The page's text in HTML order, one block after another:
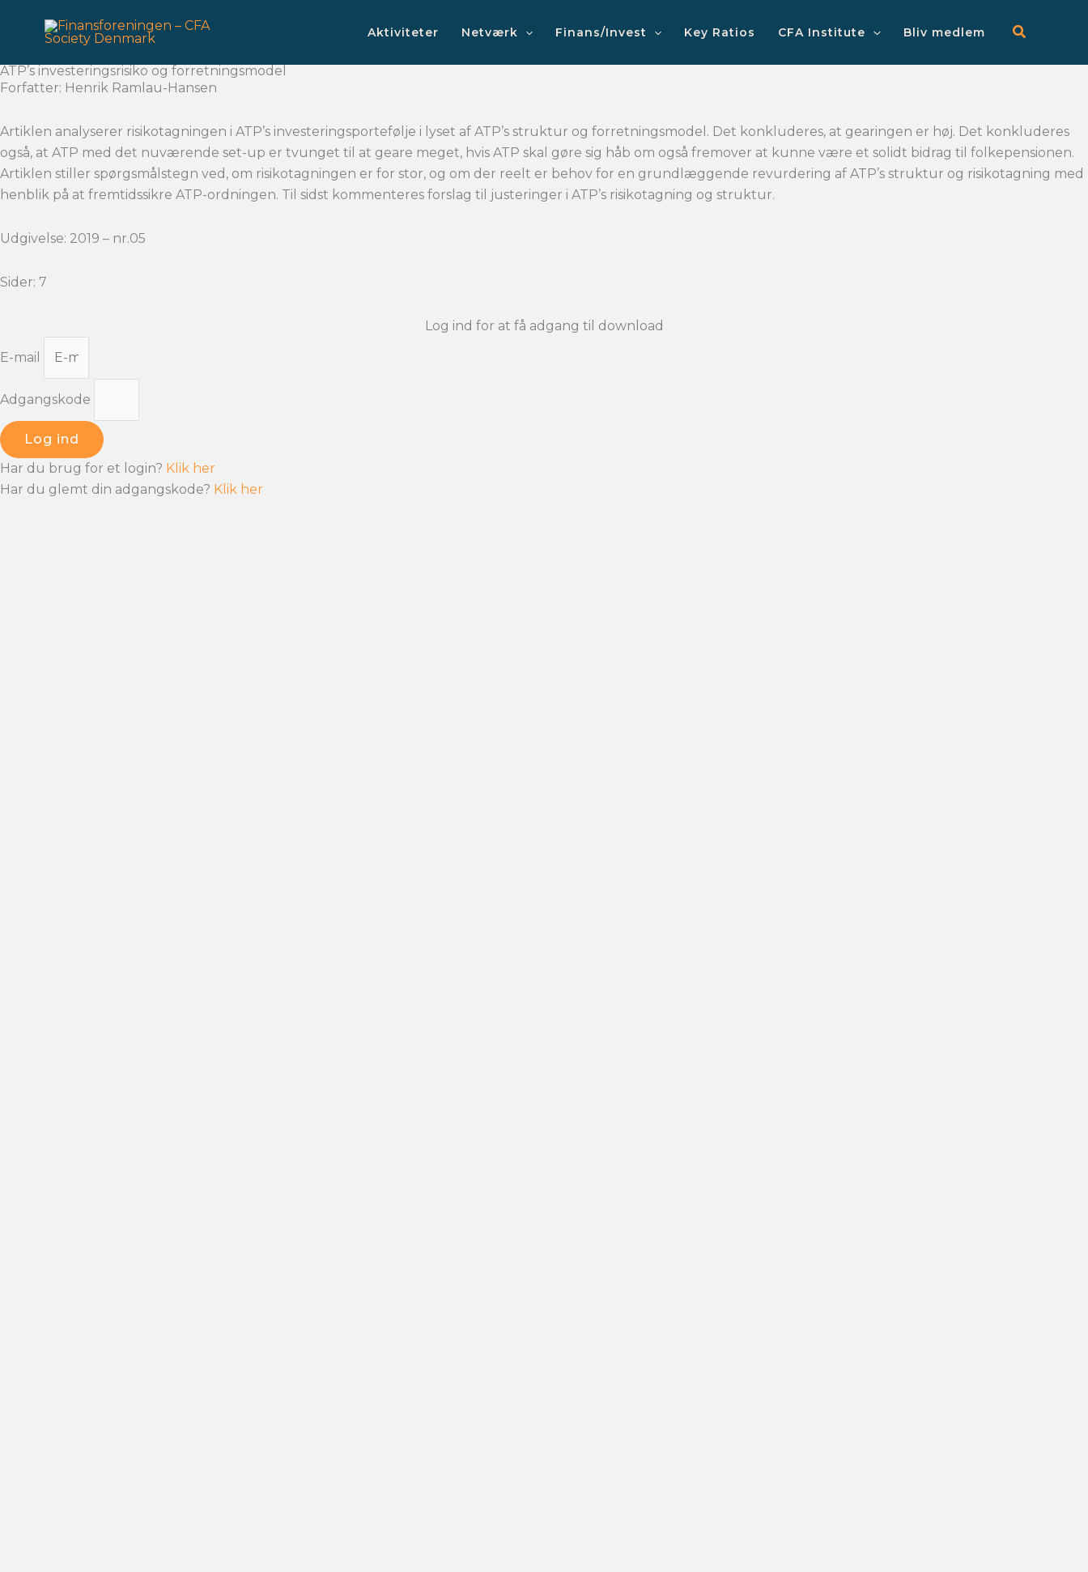
Aktiviteter Netværk Finans/Invest Key Ratios CFA Institute Bliv medlem
ATP’s investeringsrisiko og forretningsmodel
Forfatter: Henrik Ramlau-Hansen
Artiklen analyserer risikotagningen i ATP’s investeringsportefølje i lyset af ATP’s struktur og forretningsmodel. Det konkluderes, at gearingen er høj. Det konkluderes
også, at ATP med det nuværende set-up er tvunget til at geare meget, hvis ATP skal gøre sig håb om også fremover at kunne være et solidt bidrag til folkepensionen.
Artiklen stiller spørgsmålstegn ved, om risikotagningen er for stor, og om der reelt er behov for en grundlæggende revurdering af ATP’s struktur og risikotagning med
henblik på at fremtidssikre ATP-ordningen. Til sidst kommenteres forslag til justeringer i ATP’s risikotagning og struktur.
Udgivelse: 2019 – nr.05
Sider: 7
Log ind for at få adgang til download
E-mail
Adgangskode
Log ind
Har du brug for et login? Klik her
Har du glemt din adgangskode? Klik her